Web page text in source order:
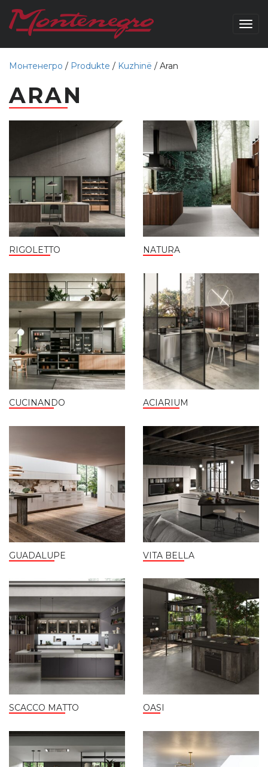
Монтенегро / Produkte / Kuzhinë / Aran
ARAN
RIGOLETTO NATURA
CUCINANDO ACIARIUM
GUADALUPE VITA BELLA
SCACCO MATTO OASI